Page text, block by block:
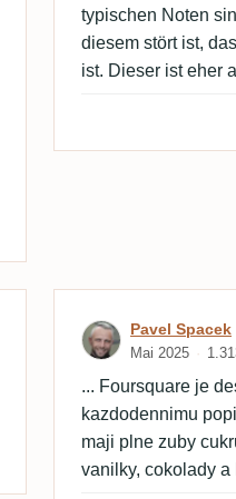
typischen Noten
diesem stört ist,
ist. Dieser ist eher
Bewertung
Pavel Spacek
Mai 2025
... Foursquare je
kazdodennimu
maji plne zuby
vanilky, cokolady